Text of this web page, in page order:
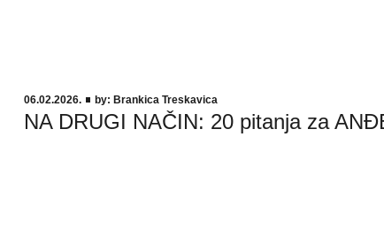
06.02.2026. by: Brankica Treskavica
NA DRUGI NAČIN: 20 pitanja za